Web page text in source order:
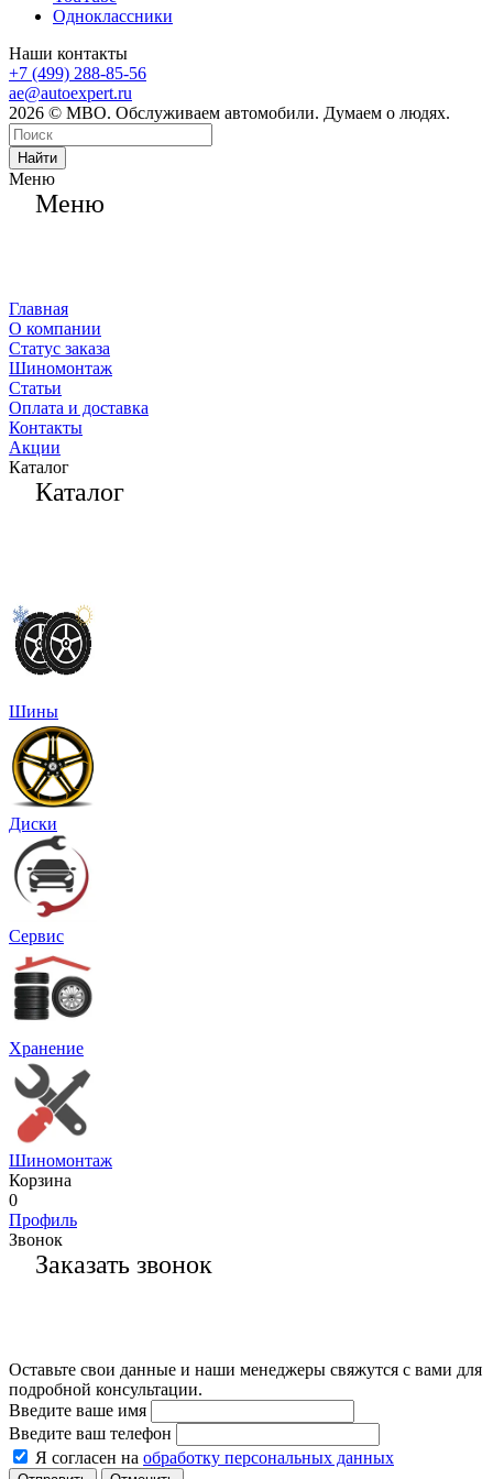
Одноклассники
Наши контакты
+7 (499) 288-85-56
ae@autoexpert.ru
2026 © МВО. Обслуживаем автомобили. Думаем о людях.
Найти
Меню
Меню
Главная
О компании
Статус заказа
Шиномонтаж
Статьи
Оплата и доставка
Контакты
Акции
Каталог
Каталог
Шины
Диски
Сервис
Хранение
Шиномонтаж
Корзина
0
Профиль
Звонок
Заказать звонок
Оставьте свои данные и наши менеджеры свяжутся с вами для
подробной консультации.
Введите ваше имя
Введите ваш телефон
Я согласен на обработку персональных данных